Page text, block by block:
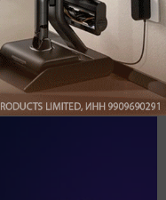
Z40 AquaCycle